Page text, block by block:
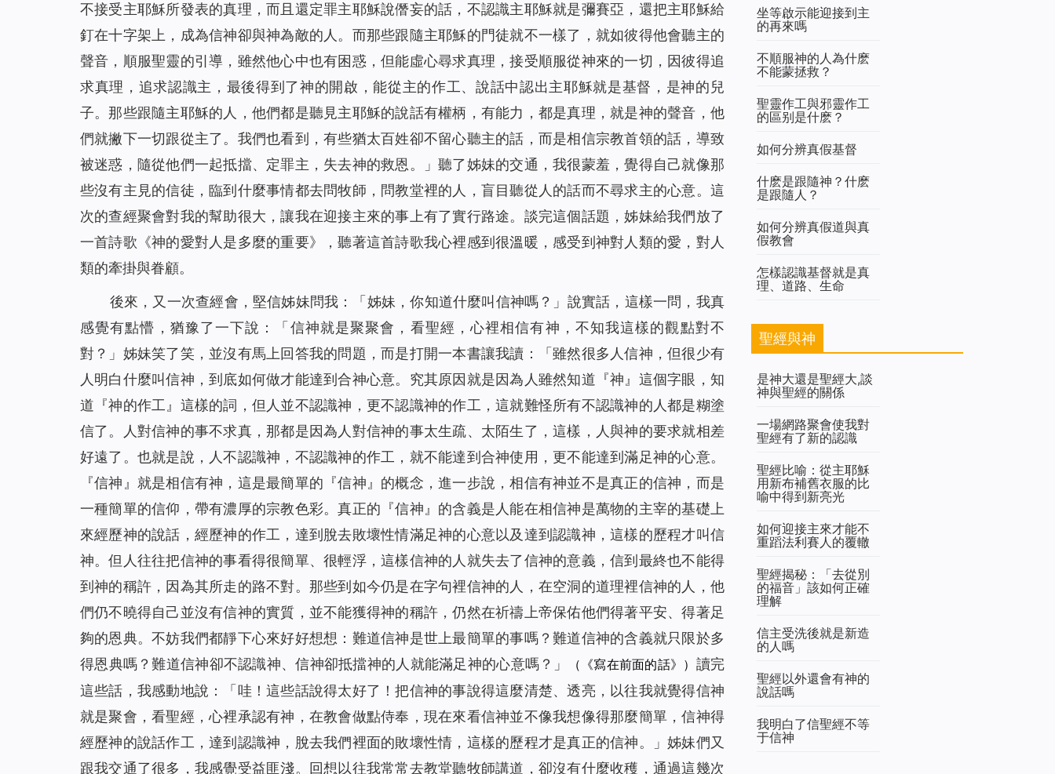
不接受主耶穌所發表的真理，而且還定罪主耶穌說僭妄的話，不認識主耶穌就是彌賽亞，還把主耶穌給
釘在十字架上，成為信神卻與神為敵的人。而那些跟隨主耶穌的門徒就不一樣了，就如彼得他會聽主的
聲音，順服聖靈的引導，雖然他心中也有困惑，但能虛心尋求真理，接受順服從神來的一切，因彼得追
求真理，追求認識主，最後得到了神的開啟，能從主的作工、說話中認出主耶穌就是基督，是神的兒
子。那些跟隨主耶穌的人，他們都是聽見主耶穌的說話有權柄，有能力，都是真理，就是神的聲音，他
們就撇下一切跟從主了。我們也看到，有些猶太百姓卻不留心聽主的話，而是相信宗教首領的話，導致
被迷惑，隨從他們一起抵擋、定罪主，失去神的救恩。」聽了姊妹的交通，我很蒙羞，覺得自己就像那
些沒有主見的信徒，臨到什麼事情都去問牧師，問教堂裡的人，盲目聽從人的話而不尋求主的心意。這
次的查經聚會對我的幫助很大，讓我在迎接主來的事上有了實行路途。談完這個話題，姊妹給我們放了
一首詩歌《神的愛對人是多麼的重要》，聽著這首詩歌我心裡感到很溫暖，感受到神對人類的愛，對人
類的牽掛與眷顧。
後來，又一次查經會，堅信姊妹問我：「姊妹，你知道什麼叫信神嗎？」說實話，這樣一問，我真
感覺有點懵，猶豫了一下說：「信神就是聚聚會，看聖經，心裡相信有神，不知我這樣的觀點對不
對？」姊妹笑了笑，並沒有馬上回答我的問題，而是打開一本書讓我讀：
「雖然很多人信神，但很少有
人明白什麼叫信神，到底如何做才能達到合神心意。究其原因就是因為人雖然知道『神』這個字眼，知
道『神的作工』這樣的詞，但人並不認識神，更不認識神的作工，這就難怪所有不認識神的人都是糊塗
信了。人對信神的事不求真，那都是因為人對信神的事太生疏、太陌生了，這樣，人與神的要求就相差
好遠了。也就是說，人不認識神，不認識神的作工，就不能達到合神使用，更不能達到滿足神的心意。
『信神』就是相信有神，這是最簡單的『信神』的概念，進一步說，相信有神並不是真正的信神，而是
一種簡單的信仰，帶有濃厚的宗教色彩。真正的『信神』的含義是人能在相信神是萬物的主宰的基礎上
來經歷神的說話，經歷神的作工，達到脫去敗壞性情滿足神的心意以及達到認識神，這樣的歷程才叫信
神。但人往往把信神的事看得很簡單、很輕浮，這樣信神的人就失去了信神的意義，信到最終也不能得
到神的稱許，因為其所走的路不對。那些到如今仍是在字句裡信神的人，在空洞的道理裡信神的人，他
們仍不曉得自己並沒有信神的實質，並不能獲得神的稱許，仍然在祈禱上帝保佑他們得著平安、得著足
夠的恩典。不妨我們都靜下心來好好想想：難道信神是世上最簡單的事嗎？難道信神的含義就只限於多
得恩典嗎？難道信神卻不認識神、信神卻抵擋神的人就能滿足神的心意嗎？」
（《寫在前面的話》） 讀完
這些話，我感動地說：「哇！這些話說得太好了！把信神的事說得這麼清楚、透亮，以往我就覺得信神
就是聚會，看聖經，心裡承認有神，在教會做點侍奉，現在來看信神並不像我想像得那麼簡單，信神得
經歷神的說話作工，達到認識神，脫去我們裡面的敗壞性情，這樣的歷程才是真正的信神。」姊妹們又
跟我交通了很多，我感覺受益匪淺。回想以往我常常去教堂聽牧師講道，卻沒有什麼收穫，通過這幾次
坐等啟示能迎接到主
的再來嗎
不順服神的人為什麽
不能蒙拯救？
聖靈作工與邪靈作工
的區别是什麽？
如何分辨真假基督
什麽是跟隨神？什麽
是跟隨人？
如何分辨真假道與真
假教會
怎樣認識基督就是真
理、道路、生命
聖經與神
是神大還是聖經大,談
神與聖經的關係
一場網路聚會使我對
聖經有了新的認識
聖經比喻：從主耶穌
用新布補舊衣服的比
喻中得到新亮光
如何迎接主來才能不
重蹈法利賽人的覆轍
聖經揭秘：「去從別
的福音」該如何正確
理解
信主受洗後就是新造
的人嗎
聖經以外還會有神的
說話嗎
我明白了信聖經不等
于信神